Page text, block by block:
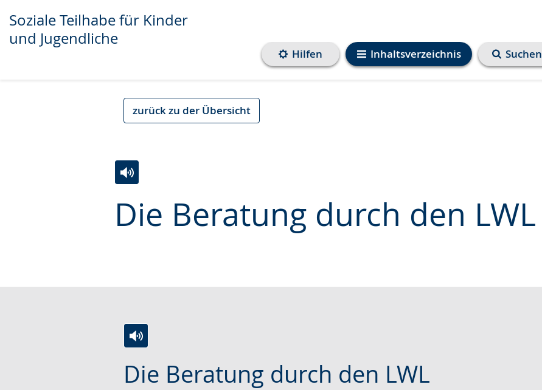
Soziale Teilhabe für Kinder
und Jugendliche
Inhaltsverzeichnis
Hilfen Suchen
zurück zu der Übersicht
Die Beratung durch den LWL
Leichten
Sprache
Audio-
Unterstützung.
Video
in
Leichten
Audio-
Video
Die Beratung durch den LWL